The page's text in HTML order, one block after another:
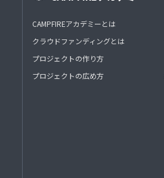
CAMPFIREアカデミーとは
クラウドファンディングとは
プロジェクトの作り方
プロジェクトの広め方